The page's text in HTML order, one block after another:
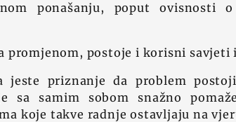
ponašanju, poput ovisnosti
promjenom, postoje i korisni savjeti
jeste priznanje da problem
sa samim sobom snažno
koje takve radnje ostavljaju na